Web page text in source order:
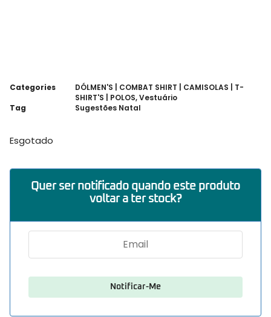
Categories
DÓLMEN'S | COMBAT SHIRT | CAMISOLAS | T-
SHIRT'S | POLOS,Vestuário
Tag
Sugestões Natal
Esgotado
Quer ser notificado quando este produto
voltar a ter stock?